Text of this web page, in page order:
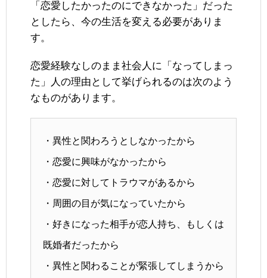
「恋愛したかったのにできなかった」だった
としたら、今の生活を変える必要がありま
す。
恋愛経験なしのまま社会人に「なってしまっ
た」人の理由として挙げられるのは次のよう
なものがあります。
・異性と関わろうとしなかったから
・恋愛に興味がなかったから
・恋愛に対してトラウマがあるから
・周囲の目が気になっていたから
・好きになった相手が恋人持ち、もしくは
既婚者だったから
・異性と関わることが緊張してしまうから